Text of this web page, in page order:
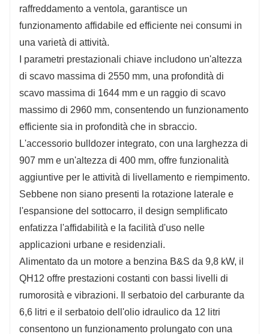
raffreddamento a ventola, garantisce un
funzionamento affidabile ed efficiente nei consumi in
una varietà di attività.
I parametri prestazionali chiave includono un'altezza
di scavo massima di 2550 mm, una profondità di
scavo massima di 1644 mm e un raggio di scavo
massimo di 2960 mm, consentendo un funzionamento
efficiente sia in profondità che in sbraccio.
L'accessorio bulldozer integrato, con una larghezza di
907 mm e un'altezza di 400 mm, offre funzionalità
aggiuntive per le attività di livellamento e riempimento.
Sebbene non siano presenti la rotazione laterale e
l'espansione del sottocarro, il design semplificato
enfatizza l'affidabilità e la facilità d'uso nelle
applicazioni urbane e residenziali.
Alimentato da un motore a benzina B&S da 9,8 kW, il
QH12 offre prestazioni costanti con bassi livelli di
rumorosità e vibrazioni. Il serbatoio del carburante da
6,6 litri e il serbatoio dell'olio idraulico da 12 litri
consentono un funzionamento prolungato con una